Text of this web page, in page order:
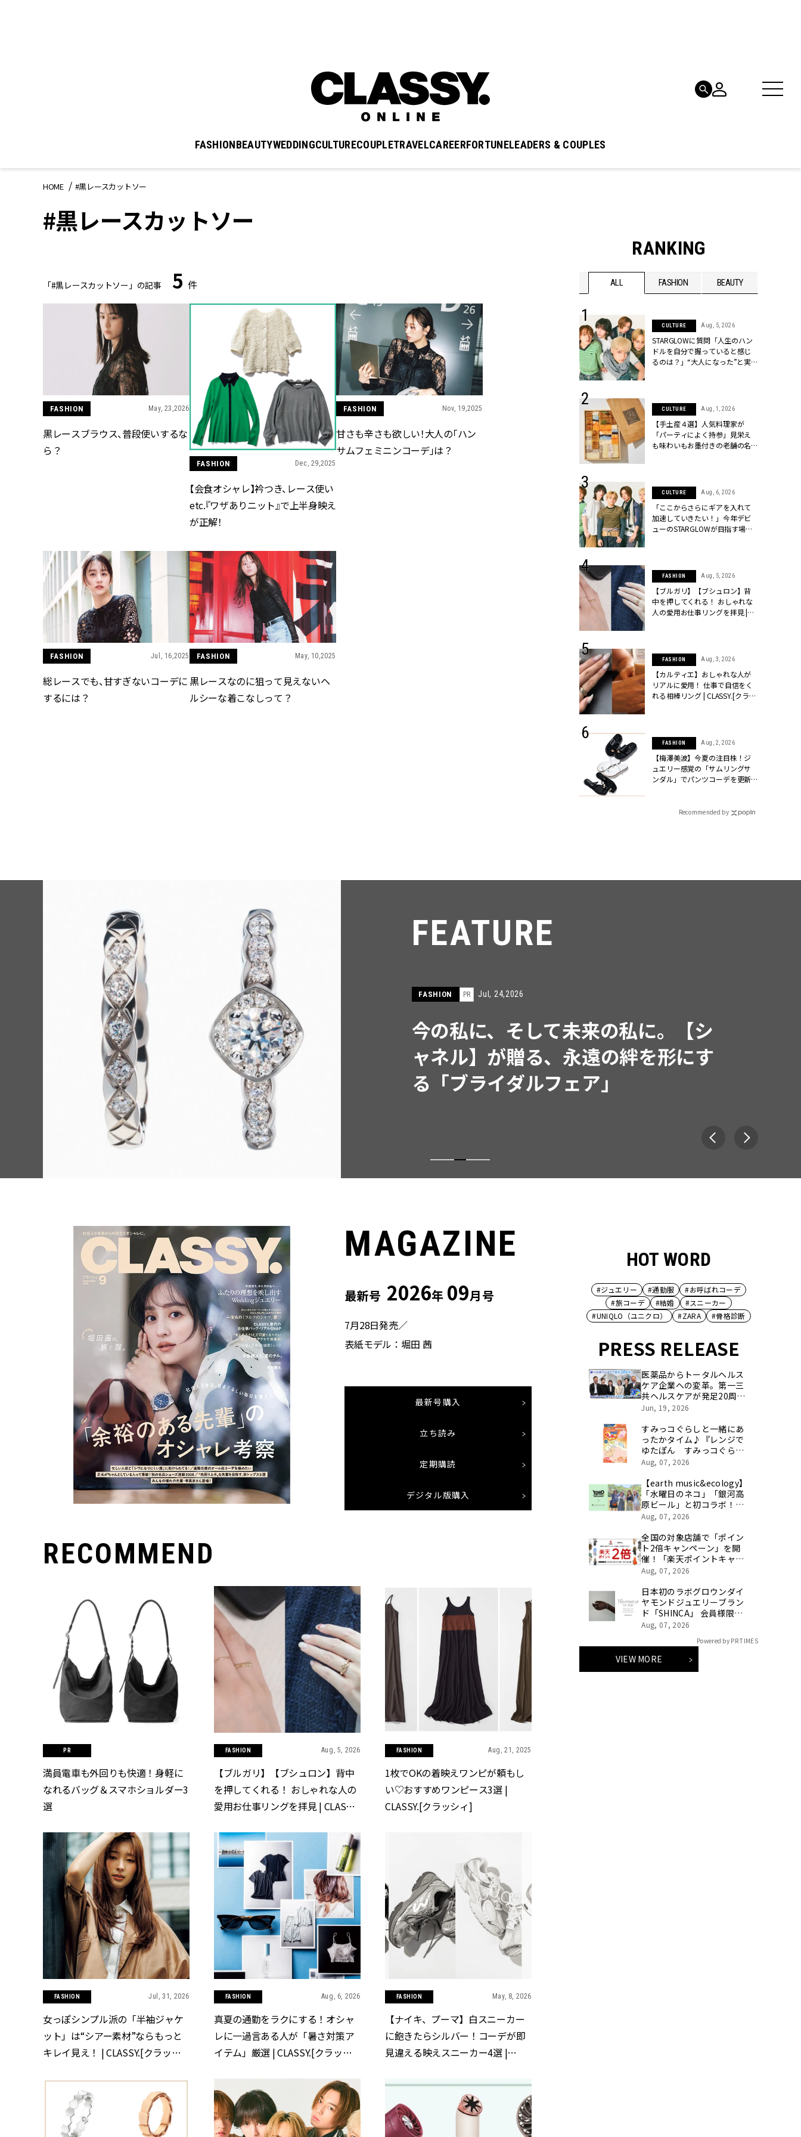
FASHIONBEAUTYWEDDINGCULTURECOUPLETRAVELCAREERFORTUNELEADERS & COUPLES
HOME #黒レースカットソー
#黒レースカットソー
「#黒レースカットソー」の記事 5 件
FASHION May, 23,2026
黒レースブラウス、普段使いするな
ら？
FASHION Dec, 29,2025
【会食オシャレ】衿つき、レース使い
etc.『ワザありニット』で上半身映え
が正解！
FASHION Nov, 19,2025
甘さも辛さも欲しい！大人の「ハン
サムフェミニンコーデ」は？
FASHION Jul, 16,2025
総レースでも、甘すぎないコーデに
するには？
FASHION May, 10,2025
黒レースなのに狙って見えないヘ
ルシーな着こなしって？
RANKING
ALL FASHION BEAUTY
Aug, 5, 2026
忙しい毎日に「うるおいター
ボ」を。新【SOFINA BASIC＋】
のお手入れでうるおってなめら
かな肌を目指す | CLASSY.[クラッ
シィ]
BEAUTY Aug, 6, 2026
【ヘアアクセ6選】手抜きに見え
ない！アラサーのまとめ髪が垢
抜ける「即戦力アクセ」たち |
CLASSY.[クラッシィ]
BEAUTY
ユニクロ名品も！日焼け対策ガ
り直しできない・皮むけしやす
いetc.悩みをクリア | CLASSY.[ク
ラッシィ]
BEAUTY
い！夜に仕込む「ヘアケア家
WEDDING
結婚式に黒ドレスはアリ？お呼
ばれで失敗しないコーデ＆マナ
ーを解説 | CLASSY.[クラッシィ]
ング22選｜20〜30代カップルの
CULTURE Aug, 5, 2026
STARGLOWに質問「人生のハン
ドルを自分で握っていると感じ
るのは？」“大️人になった”と実
CULTURE Aug, 1, 2026
【手土産４選】人気料理家が
「パーティによく持参」見栄え
も味わいもお墨付きの老舗の名
CULTURE Aug, 6, 2026
「ここからさらにギアを入れて
加速していきたい！」今年デビ
ューのSTARGLOWが目指す場所
FASHION Aug, 5, 2026
【ブルガリ】【ブシュロン】背
中を押してくれる！ おしゃれな
人の愛用お仕事リングを拝見 |
FASHION Aug, 3, 2026
【カルティエ】おしゃれな人が
リアルに愛用！ 仕事で自信をく
れる相棒リング | CLASSY.[クラッ
FASHION Aug, 2, 2026
【梅澤美波】今夏の注目株！ジ
ュエリー感覚の「サムリングサ
ンダル」でパンツコーデを更新 |
Recommended by
FEATURE
FASHION PR Jul, 15,2026
【ICB】人気インフルエンサーと共
同制作! 週5で着たくなる「名品ブラ
ウス」２選
MAGAZINE
最新号 2026年 09月号
7月28日発売／
表紙モデル：堀田 茜
最新号購入
立ち読み
定期購読
デジタル版購入
RECOMMEND
満員電車も外回りも快適！身軽に
なれるバッグ＆スマホショルダー3
選
FASHION Aug, 5, 2026
【ブルガリ】【ブシュロン】背中
を押してくれる！ おしゃれな人の
愛用お仕事リングを拝見 | CLASSY.
FASHION Aug, 21, 2025
1枚でOKの着映えワンピが頼もし
い♡おすすめワンピース3選 |
CLASSY.[クラッシィ]
FASHION Jul, 31, 2026
女っぽシンプル派の「半袖ジャケ
ット」は“シアー素材”ならもっと
キレイ見え！ | CLASSY.[クラッシ
FASHION Aug, 6, 2026
真夏の通勤をラクにする！オシャ
レに一過言ある人が「暑さ対策ア
イテム」厳選 | CLASSY.[クラッシ
FASHION May, 8, 2026
【ナイキ、プーマ】白スニーカー
に飽きたらシルバー！コーデが即
見違える映えスニーカー4選 |
HOT WORD
#ジュエリー #通勤服
#お呼ばれコーデ
#旅コーデ
#結婚
#スニーカー
#UNIQLO（ユニクロ）
#ZARA #骨格診断
PRESS RELEASE
医薬品からトータルヘルス
ケア企業への変革。第一三
共ヘルスケアが発足20周年
を記念し、製品開発・新カ
合時のエピソードを社員の
想いとともに振り返る特別
映像を公開！
Jun, 19, 2026
すみっコぐらしと一緒にあ
ったかタイム♪『レンジで
ゆたぽん すみっコぐらし
カバー付』パッケージデザ
Aug, 07, 2026
【earth music&ecology】
「水曜日のネコ」「銀河高
原ビール」と初コラボ！ク
ラフトビールブランドの世
8月8日(土)発売
Aug, 07, 2026
全国の対象店舗で「ポイン
ト2倍キャンペーン」を開
催！「楽天ポイントキャン
ペーン」で8月のお買い物
Aug, 07, 2026
日本初のラボグロウンダイ
ヤモンドジュエリーブラン
ド「SHINCA」 会員様限定
「SHINCA THANKS
イントアップキャンペー
ン」好評開催中
Aug, 07, 2026
Powered by PR TIMES
VIEW MORE